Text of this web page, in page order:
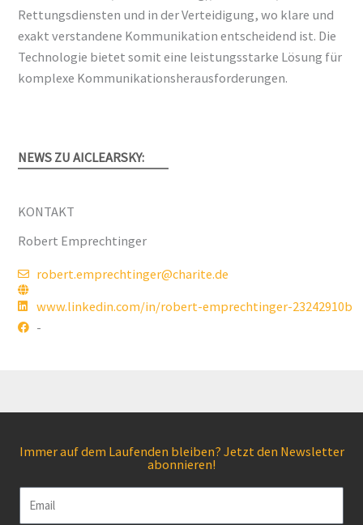
Rettungsdiensten und in der Verteidigung, wo klare und
exakt verstandene Kommunikation entscheidend ist. Die
Technologie bietet somit eine leistungsstarke Lösung für
komplexe Kommunikationsherausforderungen.
NEWS ZU AICLEARSKY:
KONTAKT
Robert Emprechtinger
robert.emprechtinger@charite.de
www.linkedin.com/in/robert-emprechtinger-23242910b
-
Immer auf dem Laufenden bleiben? Jetzt den Newsletter
abonnieren!
Email